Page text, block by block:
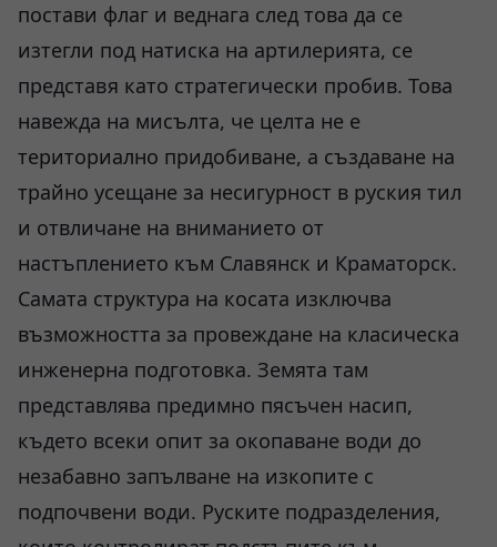
постави флаг и веднага след това да се
изтегли под натиска на артилерията, се
представя като стратегически пробив. Това
навежда на мисълта, че целта не е
териториално придобиване, а създаване на
трайно усещане за несигурност в руския тил
и отвличане на вниманието от
настъплението към Славянск и Краматорск.
Самата структура на косата изключва
възможността за провеждане на класическа
инженерна подготовка. Земята там
представлява предимно пясъчен насип,
където всеки опит за окопаване води до
незабавно запълване на изкопите с
подпочвени води. Руските подразделения,